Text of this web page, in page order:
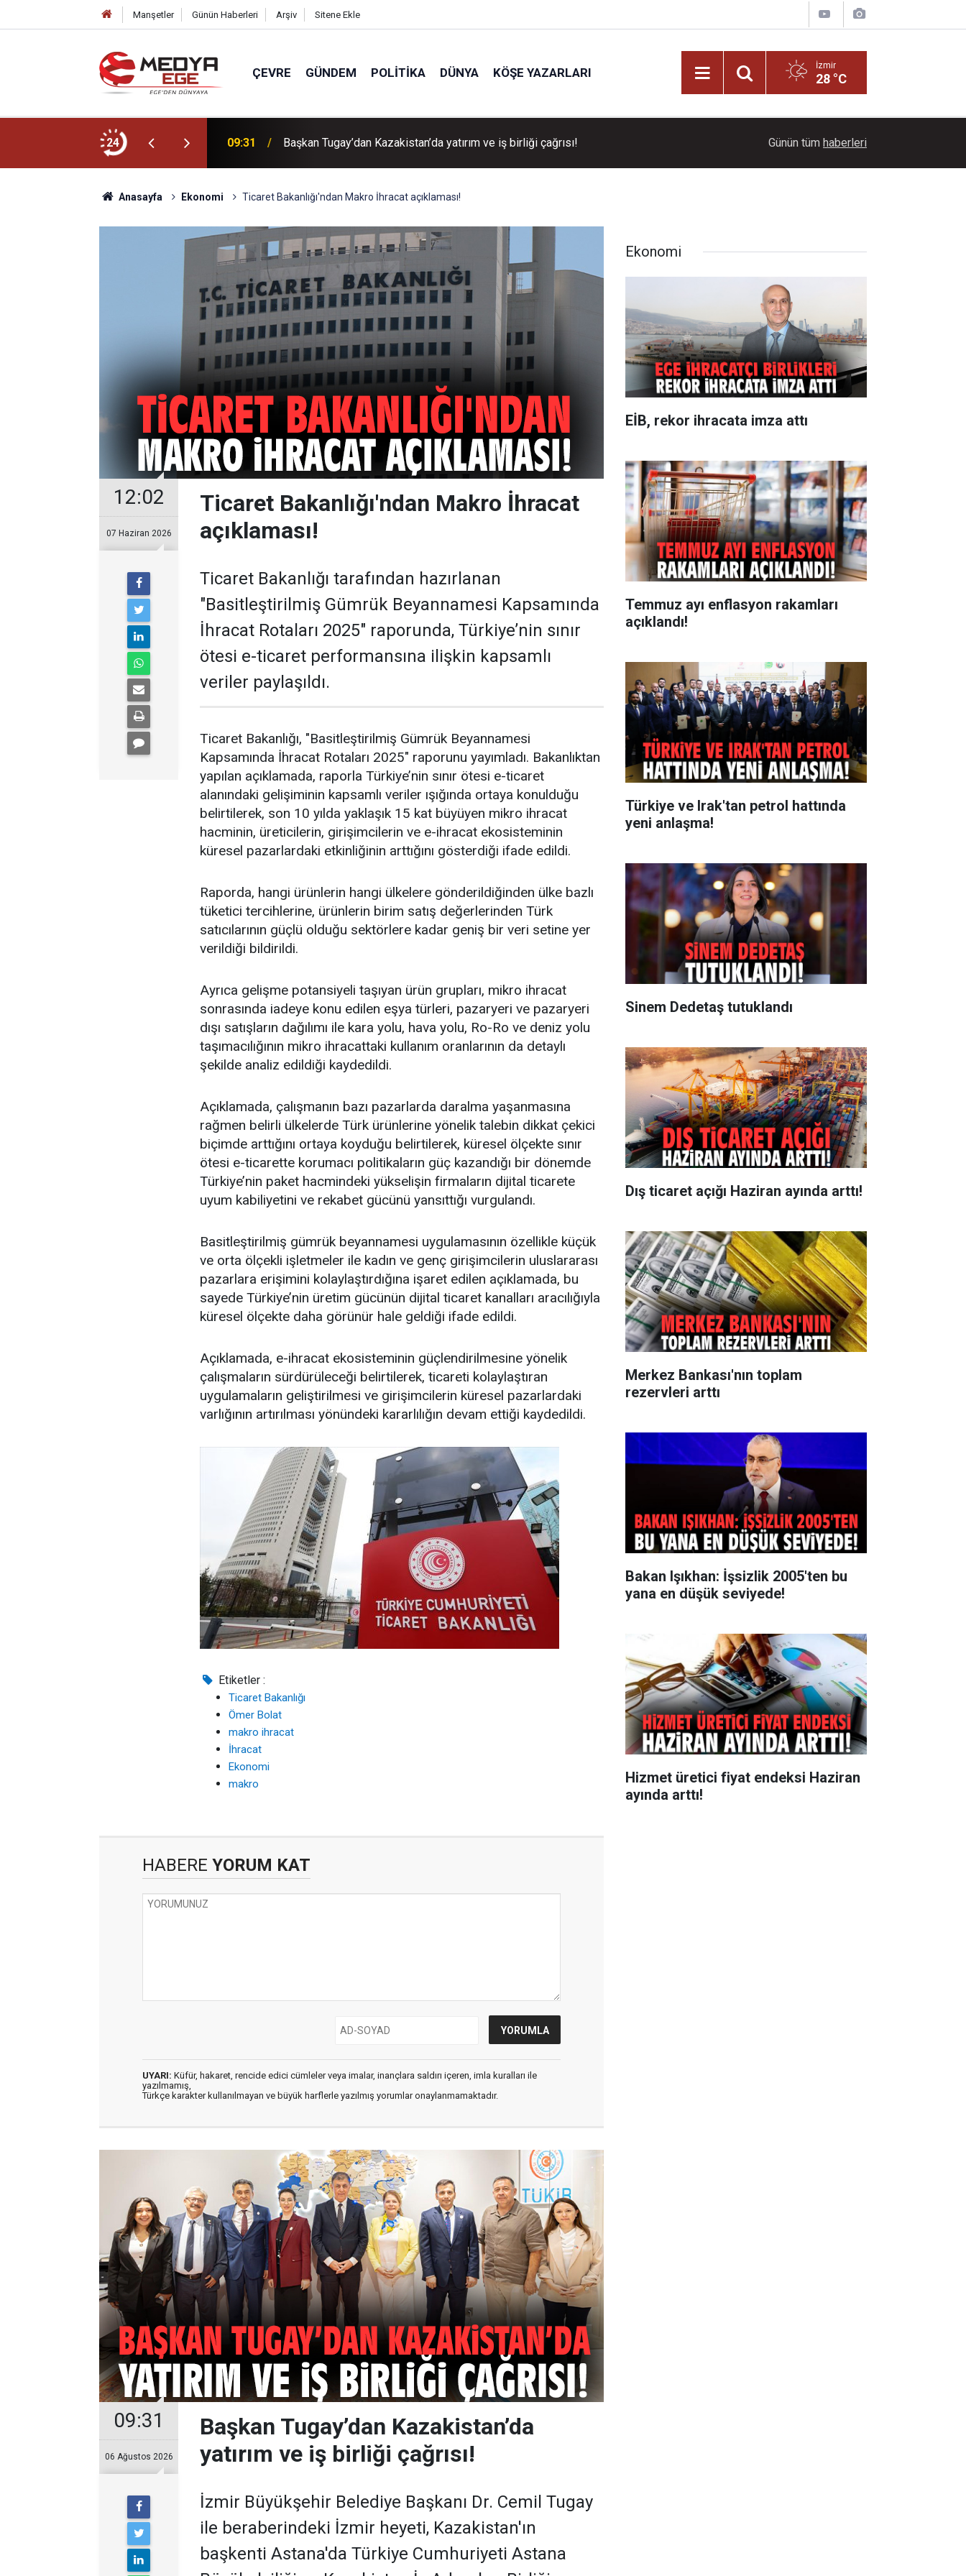
Manşetler Günün Haberleri Arşiv Sitene Ekle
ÇEVRE GÜNDEM POLITIKA DÜNYA KÖŞE YAZARLARI İzmir
28 °C
24 09:31 Başkan Tugay’dan Kazakistan’da yatırım ve iş birliği çağrısı! Başkan Ömer Eşki’den Reçel Festivali’ne davet!
Günün tüm haberleri
Anasayfa Ekonomi Ticaret Bakanlığı'ndan Makro İhracat açıklaması!
12:02
07 Haziran 2026
Ticaret Bakanlığı'ndan Makro İhracat
açıklaması!
Ticaret Bakanlığı tarafından hazırlanan
"Basitleştirilmiş Gümrük Beyannamesi Kapsamında
İhracat Rotaları 2025" raporunda, Türkiye’nin sınır
ötesi e-ticaret performansına ilişkin kapsamlı
veriler paylaşıldı.
Ticaret Bakanlığı, "Basitleştirilmiş Gümrük Beyannamesi
Kapsamında İhracat Rotaları 2025" raporunu yayımladı. Bakanlıktan
yapılan açıklamada, raporla Türkiye’nin sınır ötesi e-ticaret
alanındaki gelişiminin kapsamlı veriler ışığında ortaya konulduğu
belirtilerek, son 10 yılda yaklaşık 15 kat büyüyen mikro ihracat
hacminin, üreticilerin, girişimcilerin ve e-ihracat ekosisteminin
küresel pazarlardaki etkinliğinin arttığını gösterdiği ifade edildi.
Raporda, hangi ürünlerin hangi ülkelere gönderildiğinden ülke bazlı
tüketici tercihlerine, ürünlerin birim satış değerlerinden Türk
satıcılarının güçlü olduğu sektörlere kadar geniş bir veri setine yer
verildiği bildirildi.
Ayrıca gelişme potansiyeli taşıyan ürün grupları, mikro ihracat
sonrasında iadeye konu edilen eşya türleri, pazaryeri ve pazaryeri
dışı satışların dağılımı ile kara yolu, hava yolu, Ro-Ro ve deniz yolu
taşımacılığının mikro ihracattaki kullanım oranlarının da detaylı
şekilde analiz edildiği kaydedildi.
Açıklamada, çalışmanın bazı pazarlarda daralma yaşanmasına
rağmen belirli ülkelerde Türk ürünlerine yönelik talebin dikkat çekici
biçimde arttığını ortaya koyduğu belirtilerek, küresel ölçekte sınır
ötesi e-ticarette korumacı politikaların güç kazandığı bir dönemde
Türkiye’nin paket hacmindeki yükselişin firmaların dijital ticarete
uyum kabiliyetini ve rekabet gücünü yansıttığı vurgulandı.
Basitleştirilmiş gümrük beyannamesi uygulamasının özellikle küçük
ve orta ölçekli işletmeler ile kadın ve genç girişimcilerin uluslararası
pazarlara erişimini kolaylaştırdığına işaret edilen açıklamada, bu
sayede Türkiye’nin üretim gücünün dijital ticaret kanalları aracılığıyla
küresel ölçekte daha görünür hale geldiği ifade edildi.
Açıklamada, e-ihracat ekosisteminin güçlendirilmesine yönelik
çalışmaların sürdürüleceği belirtilerek, ticareti kolaylaştıran
uygulamaların geliştirilmesi ve girişimcilerin küresel pazarlardaki
varlığının artırılması yönündeki kararlılığın devam ettiği kaydedildi.
Etiketler :
Ticaret Bakanlığı
Ömer Bolat
makro ihracat
İhracat
Ekonomi
makro
HABERE YORUM KAT
UYARI: Küfür, hakaret, rencide edici cümleler veya imalar, inançlara saldırı içeren, imla kuralları ile
yazılmamış,
Türkçe karakter kullanılmayan ve büyük harflerle yazılmış yorumlar onaylanmamaktadır.
09:31
06 Ağustos 2026
Başkan Tugay’dan Kazakistan’da
yatırım ve iş birliği çağrısı!
İzmir Büyükşehir Belediye Başkanı Dr. Cemil Tugay
ile beraberindeki İzmir heyeti, Kazakistan'ın
başkenti Astana'da Türkiye Cumhuriyeti Astana
Ekonomi
EİB, rekor ihracata imza attı
Temmuz ayı enflasyon rakamları
açıklandı!
Türkiye ve Irak'tan petrol hattında
yeni anlaşma!
Sinem Dedetaş tutuklandı
Dış ticaret açığı Haziran ayında arttı!
Merkez Bankası'nın toplam
rezervleri arttı
Bakan Işıkhan: İşsizlik 2005'ten bu
yana en düşük seviyede!
Hizmet üretici fiyat endeksi Haziran
ayında arttı!